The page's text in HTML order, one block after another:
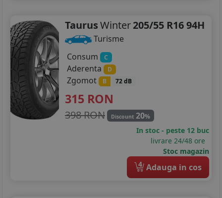
TaurusWinter205/55 R16 94H
Turisme
Consum
C
Aderenta D
Zgomot B 72 dB
315 RON
398 RON Discount 20%
In stoc - peste 12 buc
livrare 24/48 ore
Stoc magazin
4 Adauga in cos